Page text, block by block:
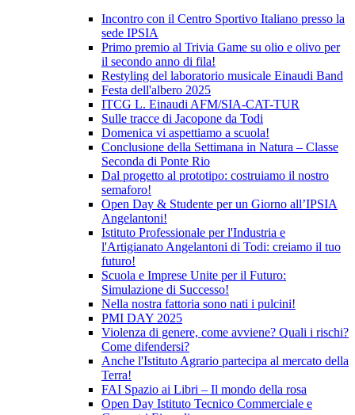
Incontro con il Centro Sportivo Italiano presso la
sede IPSIA
Primo premio al Trivia Game su olio e olivo per
il secondo anno di fila!
Restyling del laboratorio musicale Einaudi Band
Festa dell'albero 2025
ITCG L. Einaudi AFM/SIA-CAT-TUR
Sulle tracce di Jacopone da Todi
Domenica vi aspettiamo a scuola!
Conclusione della Settimana in Natura – Classe
Seconda di Ponte Rio
Dal progetto al prototipo: costruiamo il nostro
semaforo!
Open Day & Studente per un Giorno all’IPSIA
Angelantoni!
Istituto Professionale per l'Industria e
l'Artigianato Angelantoni di Todi: creiamo il tuo
futuro!
Scuola e Imprese Unite per il Futuro:
Simulazione di Successo!
Nella nostra fattoria sono nati i pulcini!
PMI DAY 2025
Violenza di genere, come avviene? Quali i rischi?
Come difendersi?
Anche l'Istituto Agrario partecipa al mercato della
Terra!
FAI Spazio ai Libri – Il mondo della rosa
Open Day Istituto Tecnico Commerciale e